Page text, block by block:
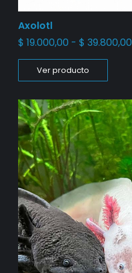
Axolotl
$ 19.000,00 - $ 39.800,00
Ver producto